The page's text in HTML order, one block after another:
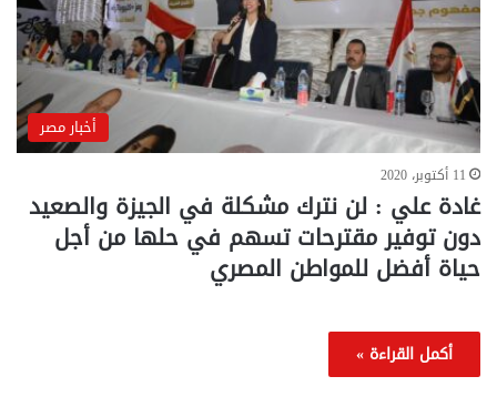
أخبار مصر
11 أكتوبر، 2020
غادة علي : لن نترك مشكلة في الجيزة والصعيد
دون توفير مقترحات تسهم في حلها من أجل
حياة أفضل للمواطن المصري
أكمل القراءة »